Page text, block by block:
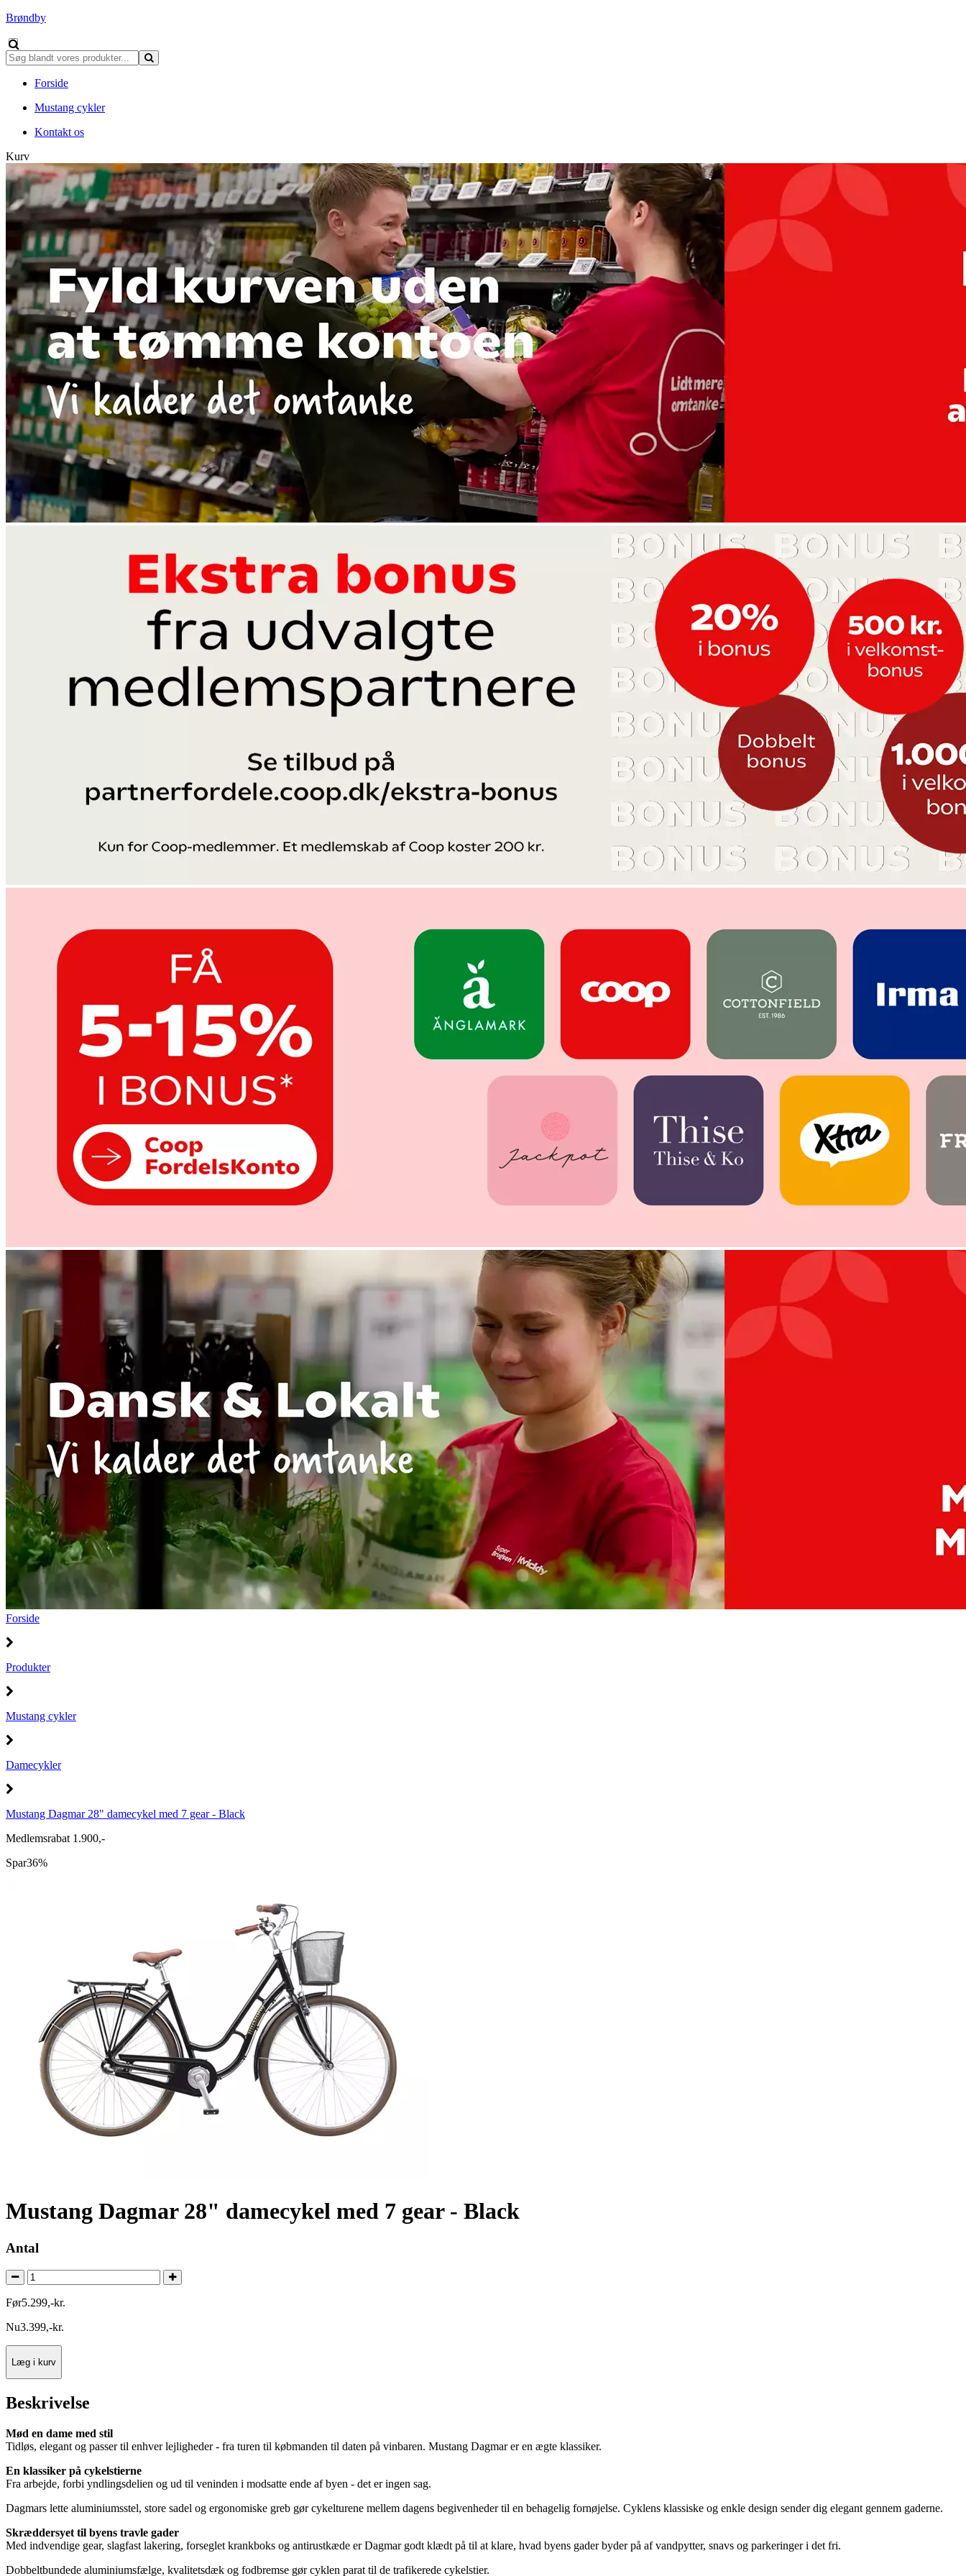
Brøndby
Forside
Mustang cykler
Kontakt os
Kurv
Forside
Produkter
Mustang cykler
Damecykler
Mustang Dagmar 28" damecykel med 7 gear - Black
Medlemsrabat 1.900,-
Spar36%
Mustang Dagmar 28" damecykel med 7 gear - Black
Antal
Før5.299,-kr.
Nu3.399,-kr.
Læg i kurv
Beskrivelse
Mød en dame med stil
Tidløs, elegant og passer til enhver lejligheder - fra turen til købmanden til daten på vinbaren. Mustang Dagmar er en ægte klassiker.
En klassiker på cykelstierne
Fra arbejde, forbi yndlingsdelien og ud til veninden i modsatte ende af byen - det er ingen sag.
Dagmars lette aluminiumsstel, store sadel og ergonomiske greb gør cykelturene mellem dagens begivenheder til en behagelig fornøjelse. Cyklens klassiske og enkle design sender dig elegant gennem gaderne.
Skræddersyet til byens travle gader
Med indvendige gear, slagfast lakering, forseglet krankboks og antirustkæde er Dagmar godt klædt på til at klare, hvad byens gader byder på af vandpytter, snavs og parkeringer i det fri.
Dobbeltbundede aluminiumsfælge, kvalitetsdæk og fodbremse gør cyklen parat til de trafikerede cykelstier.